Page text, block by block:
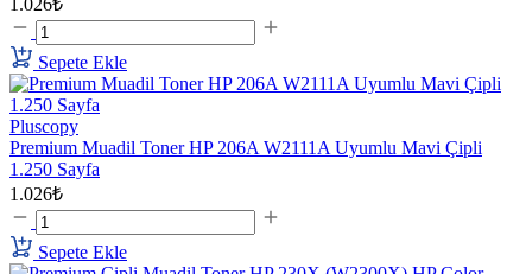
1.026₺
Sepete Ekle
Pluscopy
Premium Muadil Toner HP 206A W2111A Uyumlu Mavi Çipli
1.250 Sayfa
1.026₺
Sepete Ekle